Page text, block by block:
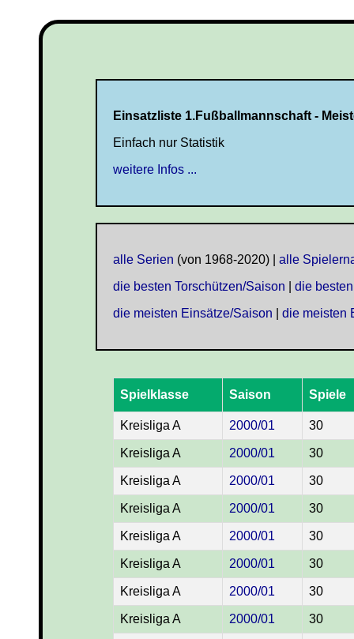
Einsatzliste 1.Fußballmannschaft -
Einfach nur Statistik
weitere Infos ...
alle Serien (von 1968-2020) | alle
die besten Torschützen/Saison
die
die meisten Einsätze/Saison
die meisten
Spielklasse Saison Spiele
Kreisliga A 2000/01 30
Kreisliga A 2000/01 30
Kreisliga A 2000/01 30
Kreisliga A 2000/01 30
Kreisliga A 2000/01 30
Kreisliga A 2000/01 30
Kreisliga A 2000/01 30
Kreisliga A 2000/01 30